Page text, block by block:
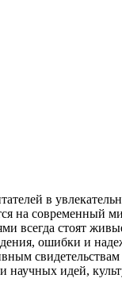
в
на
всегда стоят
ошибки и
научных идей,